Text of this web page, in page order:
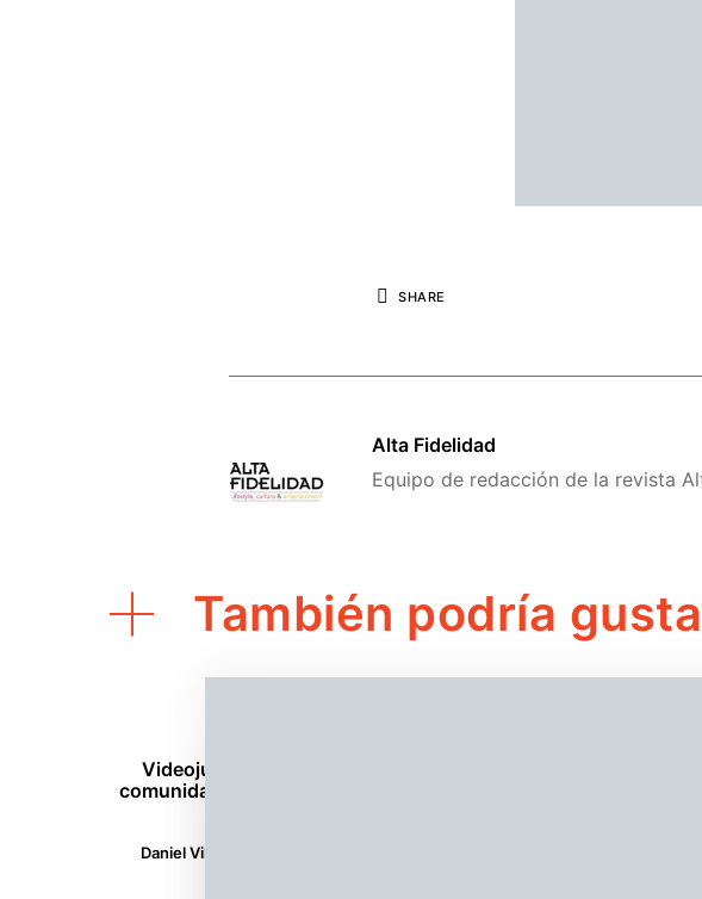
SHARE
Alta Fidelidad
Equipo de redacción de la revista
También podría
Videojuegos, academia y
comunidad: el papel de DIGRA
Daniel Villamil